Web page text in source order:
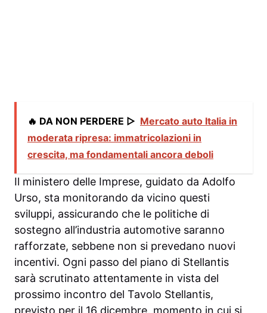
🔥 DA NON PERDERE ▷ Mercato auto Italia in
moderata ripresa: immatricolazioni in
crescita, ma fondamentali ancora deboli
Il ministero delle Imprese, guidato da Adolfo
Urso, sta monitorando da vicino questi
sviluppi, assicurando che le politiche di
sostegno all’industria automotive saranno
rafforzate, sebbene non si prevedano nuovi
incentivi. Ogni passo del piano di Stellantis
sarà scrutinato attentamente in vista del
prossimo incontro del Tavolo Stellantis,
previsto per il 16 dicembre, momento in cui si